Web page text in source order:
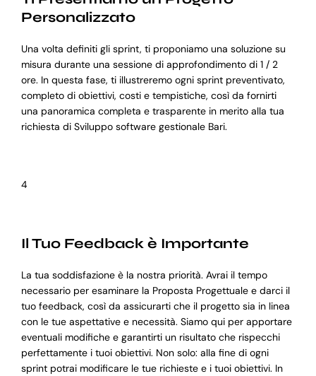
Personalizzato
Una volta definiti gli sprint, ti proponiamo una soluzione su
misura durante una sessione di approfondimento di 1 / 2
ore. In questa fase, ti illustreremo ogni sprint preventivato,
completo di obiettivi, costi e tempistiche, così da fornirti
una panoramica completa e trasparente in merito alla tua
richiesta di Sviluppo software gestionale Bari.
4
Il Tuo Feedback è Importante
La tua soddisfazione è la nostra priorità. Avrai il tempo
necessario per esaminare la Proposta Progettuale e darci il
tuo feedback, così da assicurarti che il progetto sia in linea
con le tue aspettative e necessità. Siamo qui per apportare
eventuali modifiche e garantirti un risultato che rispecchi
perfettamente i tuoi obiettivi. Non solo: alla fine di ogni
sprint potrai modificare le tue richieste e i tuoi obiettivi. In